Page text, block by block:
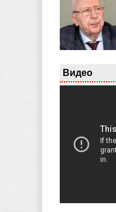
Видео